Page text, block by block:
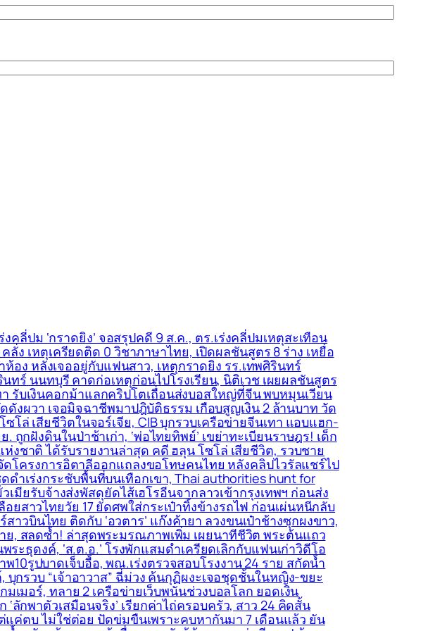
ลี่ปม ‘กราดยิง’ จอสรุปคดี 9 ส.ค., ตร.เร่งคลี่ปมเหตุสะเทือน
ง เหตุเครียดติด 0 วิชาภาษาไทย, เปิดผลชันสูตร 8 ร่าง เหยื่อ
ง หลังเจออยู่กับแฟนสาว, เหตุกราดยิง รร.เทพศิรินทร์
ทร์ นนทบุรี คาดก่อเหตุก่อนไปโรงเรียน, นิติเวช เผยผลชันสูตร
รับเงินคอกม้าแลกคริปโตเถื่อนส่งบอสใหญ่ที่จีน พบหมุนเวียน
ดังผวา เจอมิจฉาชีพมาปฎิบัติธรรม เกือบสูญเงิน 2 ล้านบาท วัด
ล่ เสียชีวิตในจอร์เจีย, CIB บุกรวบเครือข่ายจีนเทา แอบแฮก-
กฝังดินในป่าช้าเก่า, ‘พ่อไทยทิพย์’ เขย่าทะเบียนราษฎร! เด็ก
งชาติ ได้รับรายงานล่าสุด คดี ฮลุน โซโล่ เสียชีวิต, รวบชาย
ดโครงการอิตาลีออกแถลงขอโทษคนไทย หลังคลิปไวรัลแชร์ไป
ำเร่งกระชับพื้่นที่บนเทือกเขา, Thai authorities hunt for
มียรับจ้างส่งพัสดุยัดไส้เฮโรอีนจากลาวเข้ากรุงเทพฯ ก่อนส่ง
สาวไทยวัย 17 ยัดศพใส่กระเป๋าทิ้งข้างรถไฟ ก่อนเผ่นหนีกลับ
บินไทย ติดกับ ‘อวตาร’ แก๊งค้ายา ลวงขนเป๋าช้างซุกผงขาว,
ย, สลดซ้ำ! ล่าสุดพระมรณภาพเพิ่ม เผยนาทีชีวิต พระต้นแถว
ะธุดงค์, ‘ส.ต.อ.’ โรงพักแสมดำเครียดเลิกกับแฟนเก่าวิดีโอ
รูปบาดเจ็บอื้อ, พณ.เร่งตรวจสอบโรงงาน 24 ราย สกัดน้ำ
กรวบ “เจ้าอาวาส” ฉี่ม่วง ค้นกุฏิผงะเจอชุดชั้นในหญิง-ขยะ
เมอร์, ทลาย 2 เครือข่ายเว็บพนันช่วงบอลโลก ยอดเงิน
กพาตัวเสมือนจริง’ เรียกค่าไถ่ครอบครัว, สาว 24 คิดสั้น
แค่ตบ ไม่ใช่ต่อย ปัดข่มขืนเพราะคบหากันมา 7 เดือนแล้ว ยัน